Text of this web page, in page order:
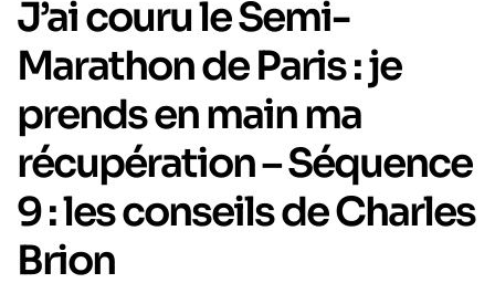
J’ai couru le Semi-
Marathon de Paris : je
prends en main ma
récupération – Séquence
9 : les conseils de Charles
Brion